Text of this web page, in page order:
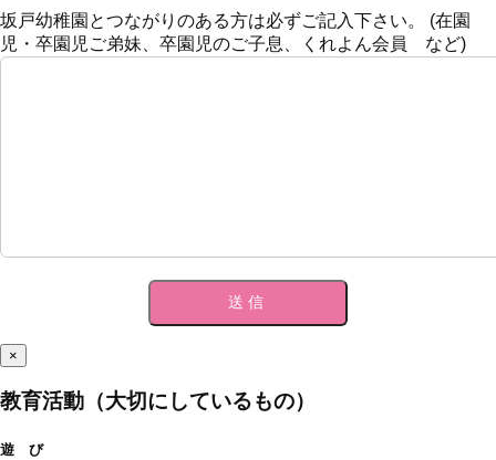
坂戸幼稚園とつながりのある方は必ずご記入下さい。 (在園
児・卒園児ご弟妹、卒園児のご子息、くれよん会員 など)
×
教育活動（大切にしているもの）
遊 び